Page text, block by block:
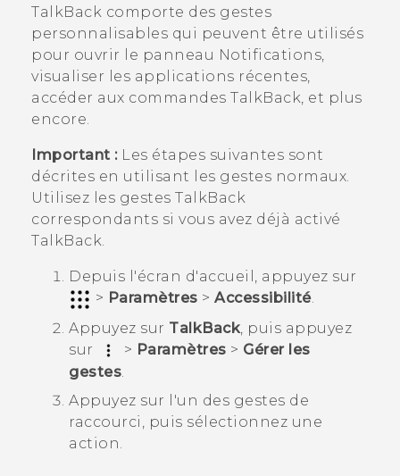
TalkBack comporte des gestes
personnalisables qui peuvent être utilisés
pour ouvrir le panneau Notifications,
visualiser les applications récentes,
accéder aux commandes TalkBack, et plus
encore.
Important :Les étapes suivantes sont
décrites en utilisant les gestes normaux.
Utilisez les gestes TalkBack
correspondants si vous avez déjà activé
TalkBack.
Depuis l'écran d'accueil , appuyez sur
> Paramètres > Accessibilité.
Appuyez sur TalkBack , puis appuyez
sur
> Paramètres > Gérer les
gestes.
Appuyez sur l'un des gestes de
raccourci, puis sélectionnez une
action.